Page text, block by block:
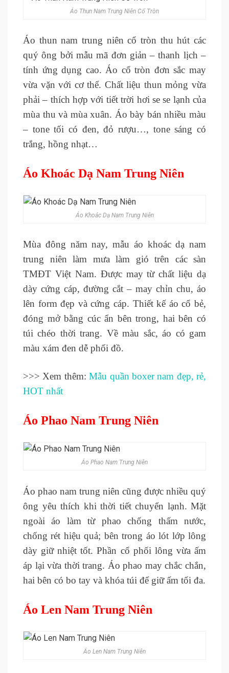
Áo Thun Nam Trung Niên Cổ Tròn
Áo thun nam trung niên cổ tròn thu hút các
quý ông bởi mẫu mã đơn giản – thanh lịch –
tính ứng dụng cao. Áo cổ tròn đơn sắc may
vừa vặn với cơ thể. Chất liệu thun mỏng vừa
phải – thích hợp với tiết trời hơi se se lạnh của
mùa thu và mùa xuân. Áo bày bán nhiều màu
– tone tối có đen, đỏ rượu…, tone sáng có
trắng, hồng nhạt…
Áo Khoác Dạ Nam Trung Niên
Áo Khoác Dạ Nam Trung Niên
Mùa đông năm nay, mẫu áo khoác dạ nam
trung niên làm mưa làm gió trên các sàn
TMĐT Việt Nam. Được may từ chất liệu dạ
dày cứng cáp, đường cắt – may chỉn chu, áo
lên form đẹp và cứng cáp. Thiết kế áo cổ bẻ,
đóng mở bằng cúc ẩn bên trong, hai bên có
túi chéo thời trang. Về màu sắc, áo có gam
màu xám đen dễ phối đồ.
>>> Xem thêm:Mẫu quần boxer nam đẹp, rẻ,
HOT nhất
Áo Phao Nam Trung Niên
Áo Phao Nam Trung Niên
Áo phao nam trung niên cũng được nhiều quý
ông yêu thích khi thời tiết chuyển lạnh. Mặt
ngoài áo làm từ phao chống thấm nước,
chống rét hiệu quả; bên trong áo lót lớp lông
dày giữ nhiệt tốt. Phần cổ phối lông vừa ấm
áp lại vừa thời trang. Áo phao may chắc chắn,
hai bên có bo tay và khóa túi để giữ ấm tối đa.
Áo Len Nam Trung Niên
Áo Len Nam Trung Niên